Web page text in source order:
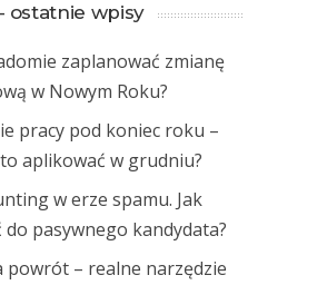
ostatnie wpisy
zaplanować zmianę
w Nowym Roku?
pracy pod koniec roku –
aplikować w grudniu?
w erze spamu. Jak
pasywnego kandydata?
powrót – realne narzędzie